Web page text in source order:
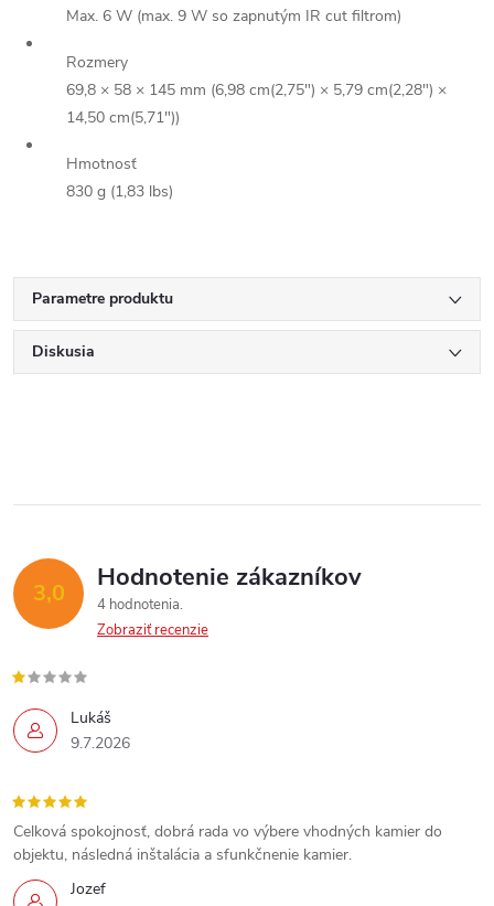
Max. 6 W (max. 9 W so zapnutým IR cut filtrom)
Rozmery
69,8 × 58 × 145 mm (6,98 cm(2,75″) × 5,79 cm(2,28") ×
14,50 cm(5,71"))
Hmotnosť
830 g (1,83 lbs)
Parametre produktu
Diskusia
3,0 Hodnotenie zákazníkov
4 hodnotenia
Zobraziť recenzie
Lukáš
9.7.2026
Jozef
Celková spokojnosť, dobrá rada vo výbere vhodných kamier do
objektu, následná inštalácia a sfunkčnenie kamier.